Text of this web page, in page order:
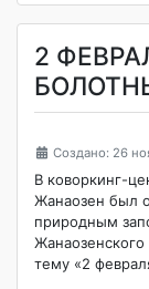
2
Создано: 26
В коворкинг-
Жанаозен был
природным
тему «2